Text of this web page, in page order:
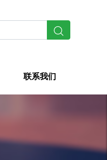
联系我们